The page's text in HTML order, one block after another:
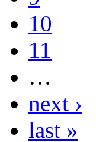
10
11
…
next ›
last »